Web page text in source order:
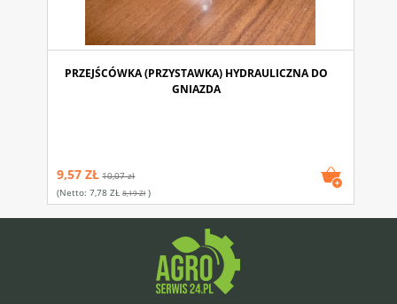
PRZEJŚCÓWKA (PRZYSTAWKA) HYDRAULICZNA DO
GNIAZDA
9,57 ZŁ 10,07 zł
(netto:7,78 ZŁ 8,19 Zł)